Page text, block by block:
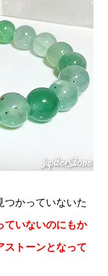
つかっていないた
ていないのにもか
ストーンとなって